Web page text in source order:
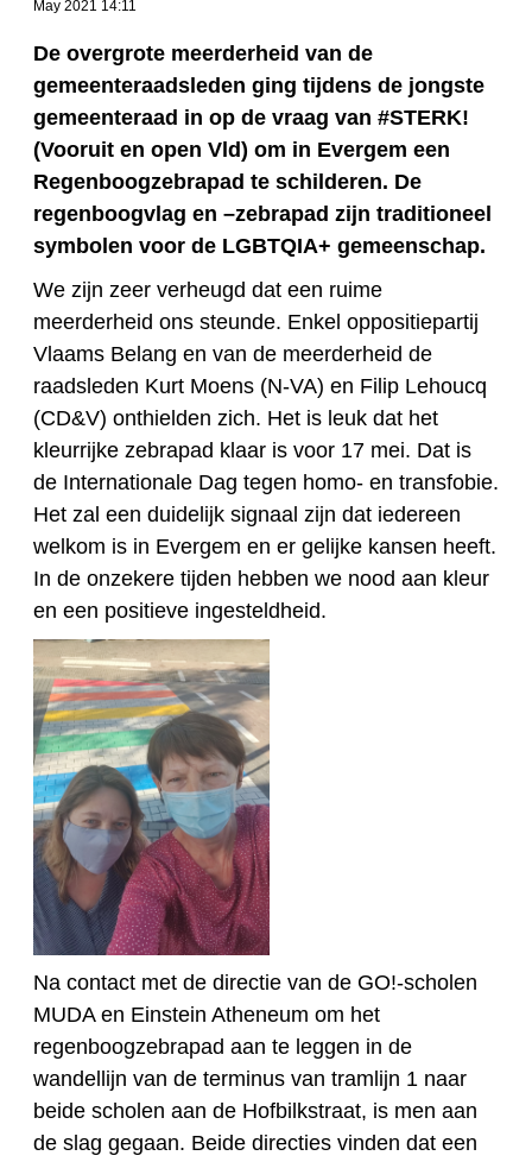
May 2021 14:11
De overgrote meerderheid van de
gemeenteraadsleden ging tijdens de jongste
gemeenteraad in op de vraag van #STERK!
(Vooruit en open Vld) om in Evergem een
Regenboogzebrapad te schilderen. De
regenboogvlag en –zebrapad zijn traditioneel
symbolen voor de LGBTQIA+ gemeenschap.
We zijn zeer verheugd dat een ruime
meerderheid ons steunde. Enkel oppositiepartij
Vlaams Belang en van de meerderheid de
raadsleden Kurt Moens (N-VA) en Filip Lehoucq
(CD&V) onthielden zich. Het is leuk dat het
kleurrijke zebrapad klaar is voor 17 mei. Dat is
de Internationale Dag tegen homo- en transfobie.
Het zal een duidelijk signaal zijn dat iedereen
welkom is in Evergem en er gelijke kansen heeft.
In de onzekere tijden hebben we nood aan kleur
en een positieve ingesteldheid.
Na contact met de directie van de GO!-scholen
MUDA en Einstein Atheneum om het
regenboogzebrapad aan te leggen in de
wandellijn van de terminus van tramlijn 1 naar
beide scholen aan de Hofbilkstraat, is men aan
de slag gegaan. Beide directies vinden dat een